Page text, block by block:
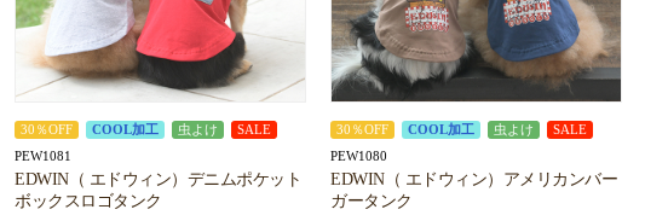
30％OFF COOL加工 虫よけ SALE
PEW1081
EDWIN（ エドウィン）デニムポケット
ボックスロゴタンク
30％OFF COOL加工 虫よけ SALE
PEW1080
EDWIN（ エドウィン）アメリカンバー
ガータンク